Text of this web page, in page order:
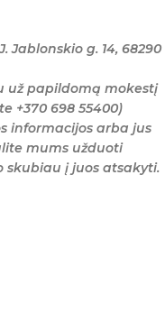
g. 14, 68290
už papildomą mokestį
+370 698 55400)
informacijos arba jus
mums užduoti
skubiau į juos atsakyti.